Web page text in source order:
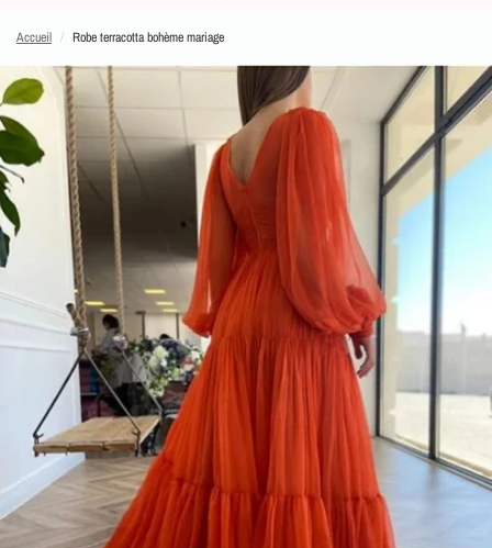
Accueil / Robe terracotta bohème mariage
PASSER AUX INFORMATIONS SUR LE PRODUIT